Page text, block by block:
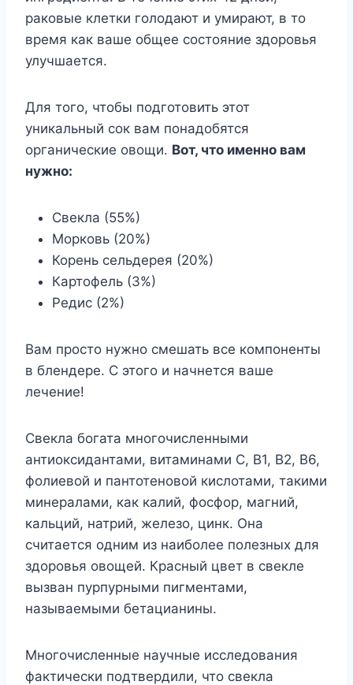
раковые клетки голодают и умирают, в то
время как ваше общее состояние здоровья
улучшается.
Для того, чтобы подготовить этот
уникальный сок вам понадобятся
органические овощи. Вот, что именно вам
нужно:
Свекла (55%)
Морковь (20%)
Корень сельдерея (20%)
Картофель (3%)
Редис (2%)
Вам просто нужно смешать все компоненты
в блендере. С этого и начнется ваше
лечение!
Свекла богата многочисленными
антиоксидантами, витаминами С, В1, В2, В6,
фолиевой и пантотеновой кислотами, такими
минералами, как калий, фосфор, магний,
кальций, натрий, железо, цинк. Она
считается одним из наиболее полезных для
здоровья овощей. Красный цвет в свекле
вызван пурпурными пигментами,
называемыми бетацианины.
Многочисленные научные исследования
фактически подтвердили, что свекла